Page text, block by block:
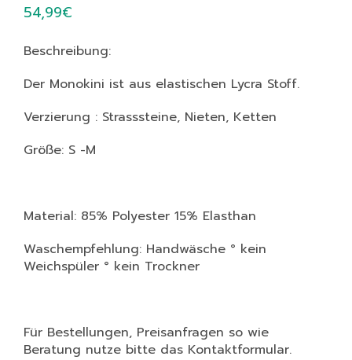
54,99€
Beschreibung:
Der Monokini ist aus elastischen Lycra Stoff.
Verzierung : Strasssteine, Nieten, Ketten
Größe: S -M
Material: 85% Polyester 15% Elasthan
Waschempfehlung: Handwäsche ° kein
Weichspüler ° kein Trockner
Für Bestellungen, Preisanfragen so wie
Beratung nutze bitte das Kontaktformular.